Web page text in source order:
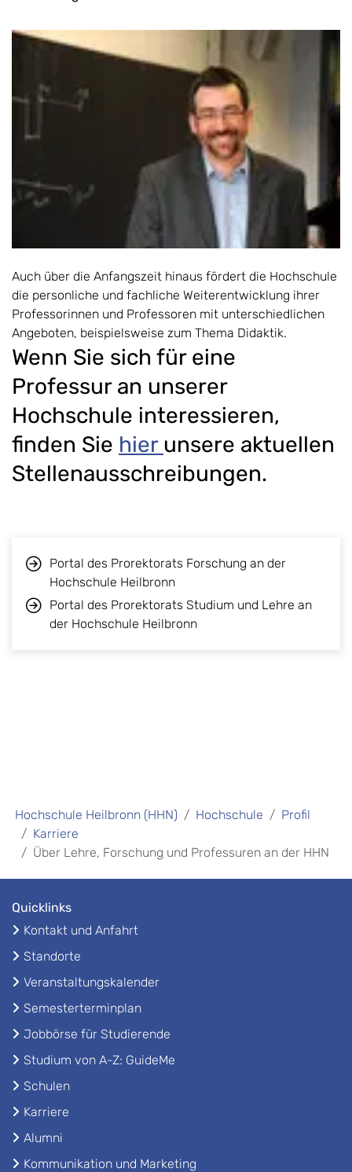
Auch über die Anfangszeit hinaus fördert die Hochschule
die personliche und fachliche Weiterentwicklung ihrer
Professorinnen und Professoren mit unterschiedlichen
Angeboten, beispielsweise zum Thema Didaktik.
Wenn Sie sich für eine
Professur an unserer
Hochschule interessieren,
finden Sie hier unsere aktuellen
Stellenausschreibungen.
Portal des Prorektorats Forschung an der
Hochschule Heilbronn
Portal des Prorektorats Studium und Lehre an
der Hochschule Heilbronn
Hochschule Heilbronn (HHN) Hochschule
Profil
Karriere
Über Lehre, Forschung und Professuren an der HHN
Quicklinks
Kontakt und Anfahrt
Standorte
Veranstaltungskalender
Semesterterminplan
Jobbörse für Studierende
Studium von A-Z: GuideMe
Schulen
Karriere
Alumni
Kommunikation und Marketing